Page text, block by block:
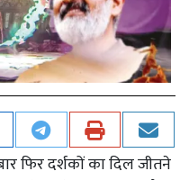
फिर दर्शकों का दिल जीतने